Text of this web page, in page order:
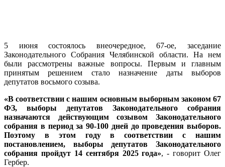
5 июня состоялось внеочередное, 67-ое, заседание
Законодательного Собрания Челябинской области. На нем
были рассмотрены важные вопросы. Первым и главным
принятым решением стало назначение даты выборов
депутатов восьмого созыва.
«В соответствии с нашим основным выборным законом 67
ФЗ, выборы депутатов Законодательного собрания
назначаются действующим созывом Законодательного
собрания в период за 90-100 дней до проведения выборов.
Поэтому в этом году в соответствии с нашим
постановлением, выборы депутатов Законодательного
собрания пройдут 14 сентября 2025 года», - говорит Олег
Гербер.